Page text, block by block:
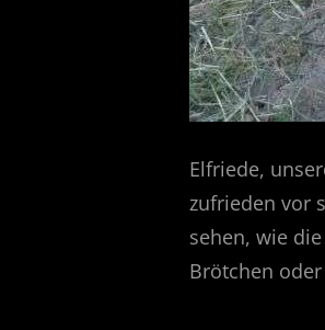
Elfriede,
zufrieden vor
sehen, wie
Brötchen